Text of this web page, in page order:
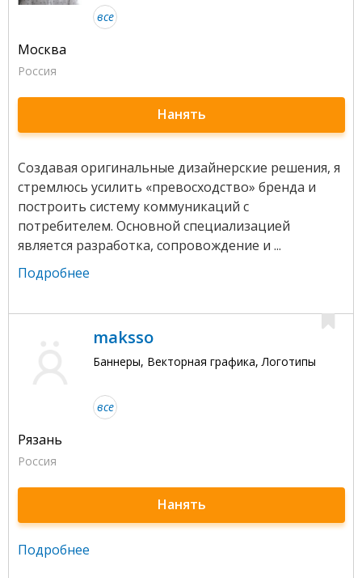
все
Москва
Россия
Нанять
Создавая оригинальные дизайнерские решения, я
стремлюсь усилить «превосходство» бренда и
построить систему коммуникаций с
потребителем. Основной специализацией
является разработка, сопровождение и ...
Подробнее
maksso
Баннеры, Векторная графика, Логотипы
все
Рязань
Россия
Нанять
Подробнее